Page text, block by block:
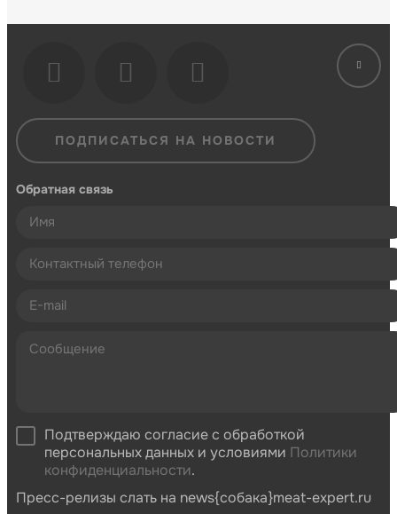
ПОДПИСАТЬСЯ НА НОВОСТИ
Обратная связь
Подтверждаю согласие с обработкой
персональных данных и условиями Политики
конфиденциальности.
Пресс-релизы слать на news{собака}meat-expert.ru